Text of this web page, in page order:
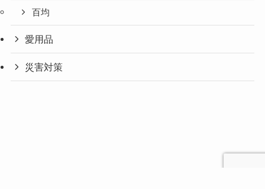
百均
愛用品
災害対策